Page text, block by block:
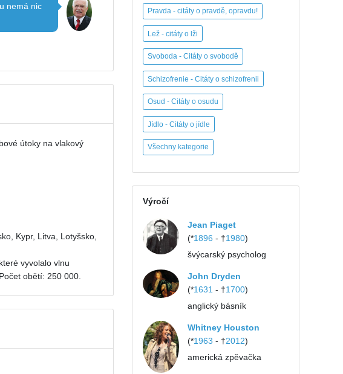
nemá nic
útoky na vlakový
Kypr, Litva, Lotyšsko,
vyvolalo vlnu
obětí: 250 000.
Pravda - citáty o pravdě, opravdu!
Lež - citáty o lži
Svoboda - Citáty o svobodě
Schizofrenie - Citáty o schizofrenii
Osud - Citáty o osudu
Jídlo - Citáty o jídle
Všechny kategorie
Výročí
Jean Piaget
(*1896 - †1980)
švýcarský psycholog
John Dryden
(*1631 - †1700)
anglický básník
Whitney Houston
(*1963 - †2012)
americká zpěvačka